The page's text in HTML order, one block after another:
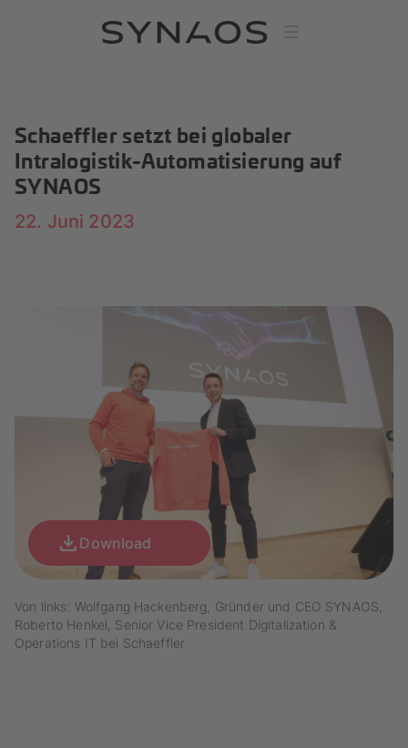
Schaeffler setzt bei globaler
Intralogistik-Automatisierung auf
SYNAOS
22. Juni 2023
Download
Von links: Wolfgang Hackenberg, Gründer und CEO SYNAOS,
Roberto Henkel, Senior Vice President Digitalization &
Operations IT bei Schaeffler